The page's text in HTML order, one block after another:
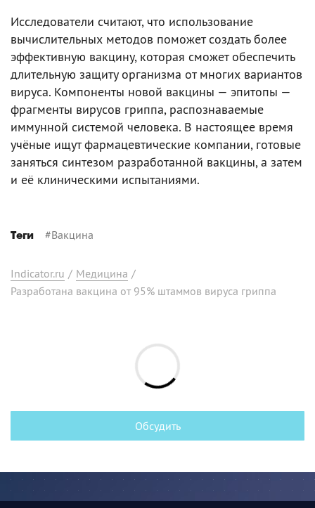
Исследователи считают, что использование
вычислительных методов поможет создать более
эффективную вакцину, которая сможет обеспечить
длительную защиту организма от многих вариантов
вируса. Компоненты новой вакцины — эпитопы —
фрагменты вирусов гриппа, распознаваемые
иммунной системой человека. В настоящее время
учёные ищут фармацевтические компании, готовые
заняться синтезом разработанной вакцины, а затем
и её клиническими испытаниями.
Теги #Вакцина
Indicator.ru / Медицина /
Разработана вакцина от 95% штаммов вируса гриппа
Обсудить